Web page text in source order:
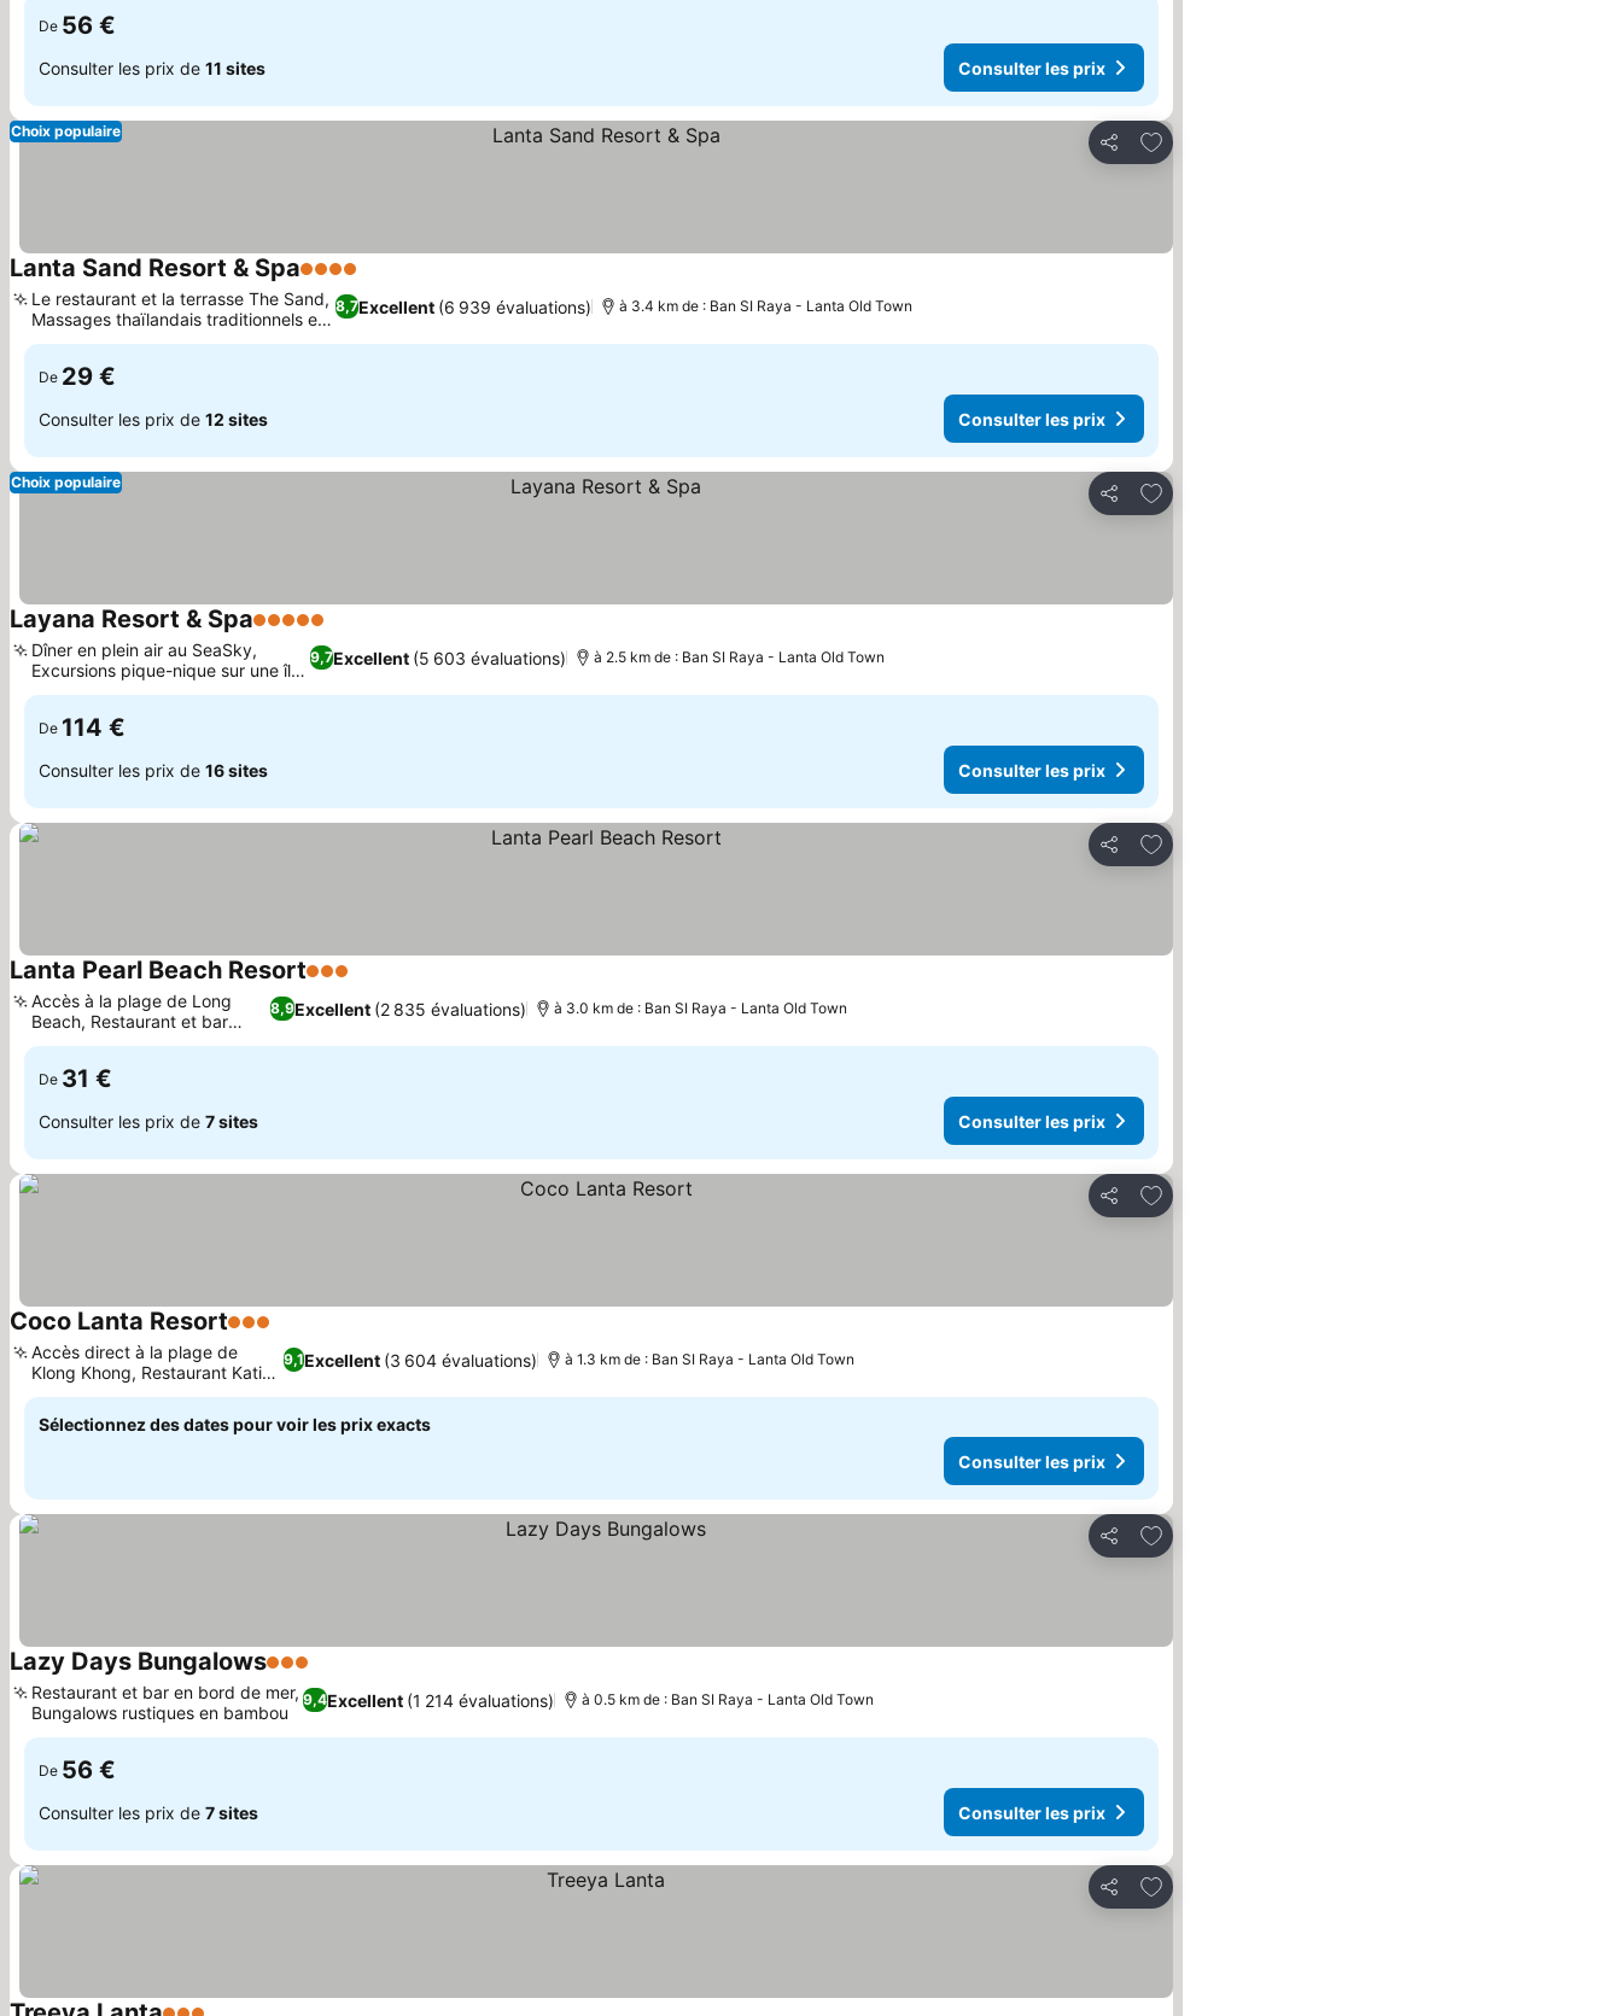
De 56 €
Consulter les prix de 11 sites Consulter les prix
Partager
Ajouter à mes favoris
Choix populaire
Lanta Sand Resort & Spa4 Étoiles
8,7Excellent (6 939 évaluations)
Le restaurant et la terrasse The Sand,
Massages thaïlandais traditionnels et
spa
à 3.4 km de : Ban SI Raya - Lanta Old Town
De 29 €
Consulter les prix de 12 sites Consulter les prix
Partager
Ajouter à mes favoris
Choix populaire
Layana Resort & Spa5 Étoiles
9,7Excellent (5 603 évaluations)
Dîner en plein air au SeaSky,
Excursions pique-nique sur une île
privée
à 2.5 km de : Ban SI Raya - Lanta Old Town
De 114 €
Consulter les prix de 16 sites Consulter les prix
Partager
Ajouter à mes favoris
Lanta Pearl Beach Resort3 Étoiles
8,9Excellent (2 835 évaluations)
Accès à la plage de Long
Beach, Restaurant et bar
Pearl
à 3.0 km de : Ban SI Raya - Lanta Old Town
De 31 €
Consulter les prix de 7 sites Consulter les prix
Partager
Ajouter à mes favoris
Coco Lanta Resort3 Étoiles
9,1Excellent (3 604 évaluations)
Accès direct à la plage de
Klong Khong, Restaurant Kati
Kala
à 1.3 km de : Ban SI Raya - Lanta Old Town
Sélectionnez des dates pour voir les prix exacts
Consulter les prix
Partager
Ajouter à mes favoris
Lazy Days Bungalows3 Étoiles
9,4Excellent (1 214 évaluations)
Restaurant et bar en bord de mer,
Bungalows rustiques en bambou
à 0.5 km de : Ban SI Raya - Lanta Old Town
De 56 €
Consulter les prix de 7 sites Consulter les prix
Partager
Ajouter à mes favoris